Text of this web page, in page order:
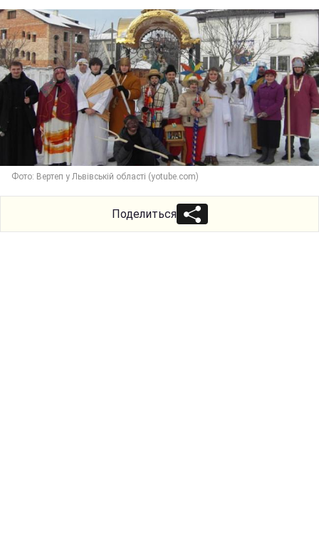
Фото: Вертеп у Львівській області (yotube.com)
Поделиться